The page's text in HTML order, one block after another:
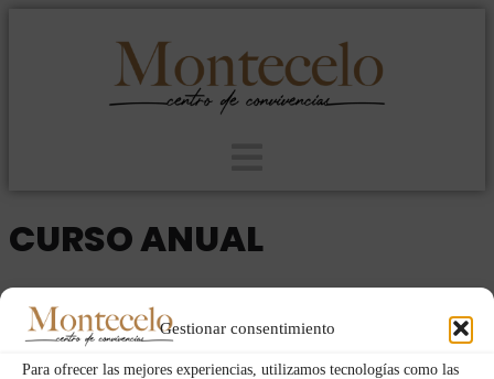
Gestionar consentimiento
Para ofrecer las mejores experiencias, utilizamos tecnologías como las
CURSO ANUAL
2024
MIE
29 05
JUN